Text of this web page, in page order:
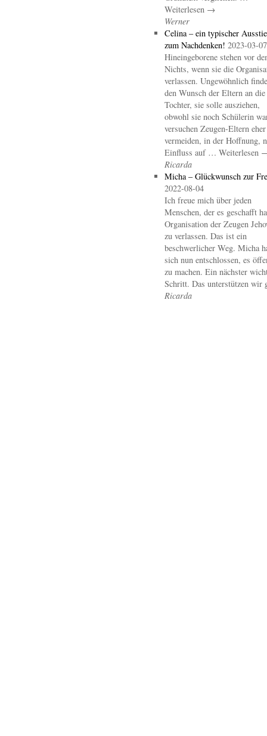
Weiterlesen →
Werner
Celina – ein typischer
zum Nachdenken! 2023-03-07
Hineingeborene stehen vor
Nichts, wenn sie die
verlassen. Ungewöhnlich
den Wunsch der Eltern an die
Tochter, sie solle ausziehen,
obwohl sie noch Schülerin
versuchen Zeugen-Eltern
vermeiden, in der Hoffnung,
Einfluss auf … Weiterlesen
Ricarda
Micha – Glückwunsch zur
2022-08-04
Ich freue mich über jeden
Menschen, der es geschafft
Organisation der Zeugen
zu verlassen. Das ist ein
beschwerlicher Weg. Micha
sich nun entschlossen, es
zu machen. Ein nächster
Schritt. Das unterstützen wir
Ricarda